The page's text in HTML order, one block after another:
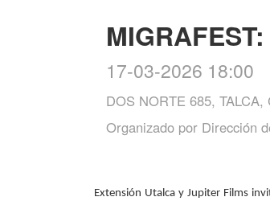
17-03-2026 18:00
DOS NORTE 685, TALCA,
Organizado por Dirección
Extensión Utalca y Jupiter Films